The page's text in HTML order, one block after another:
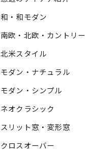
和・和モダン
南欧・北欧・カントリー
北米スタイル
モダン・ナチュラル
モダン・シンプル
ネオクラシック
スリット窓・変形窓
クロスオーバー